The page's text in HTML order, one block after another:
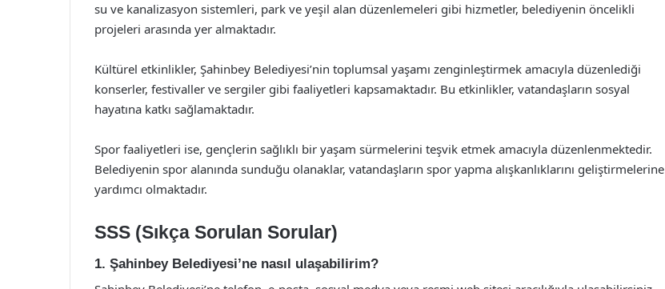
su ve kanalizasyon sistemleri, park ve yeşil alan düzenlemeleri gibi hizmetler, belediyenin öncelikli
projeleri arasında yer almaktadır.
Kültürel etkinlikler, Şahinbey Belediyesi’nin toplumsal yaşamı zenginleştirmek amacıyla düzenlediği
konserler, festivaller ve sergiler gibi faaliyetleri kapsamaktadır. Bu etkinlikler, vatandaşların sosyal
hayatına katkı sağlamaktadır.
Spor faaliyetleri ise, gençlerin sağlıklı bir yaşam sürmelerini teşvik etmek amacıyla düzenlenmektedir.
Belediyenin spor alanında sunduğu olanaklar, vatandaşların spor yapma alışkanlıklarını geliştirmelerine
yardımcı olmaktadır.
SSS (Sıkça Sorulan Sorular)
1. Şahinbey Belediyesi’ne nasıl ulaşabilirim?